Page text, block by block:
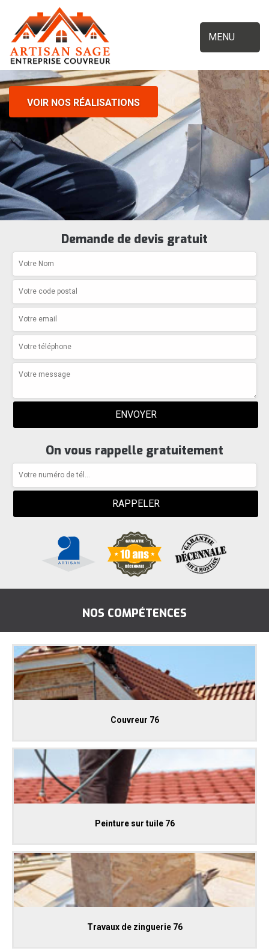
MENU
VOIR NOS RÉALISATIONS
Demande de devis gratuit
On vous rappelle gratuitement
NOS COMPÉTENCES
Couvreur 76
Peinture sur tuile 76
Travaux de zinguerie 76